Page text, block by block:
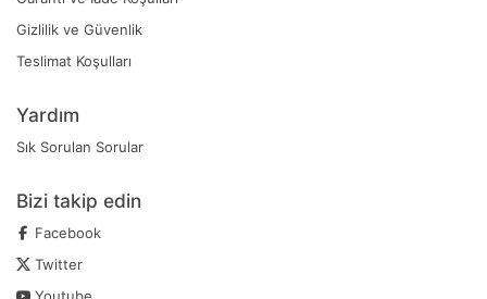
Gizlilik ve Güvenlik
Teslimat Koşulları
Yardım
Sık Sorulan Sorular
Bizi takip edin
Facebook
Twitter